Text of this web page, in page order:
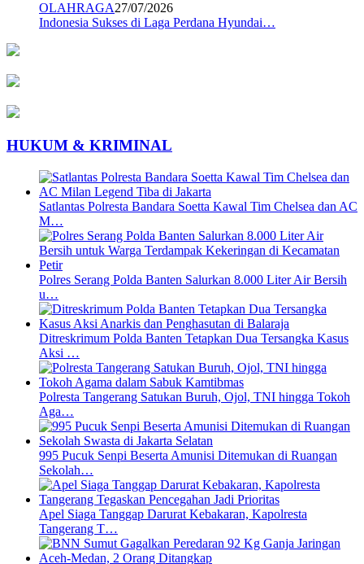
OLAHRAGA27/07/2026
Indonesia Sukses di Laga Perdana Hyundai…
HUKUM & KRIMINAL
Satlantas Polresta Bandara Soetta Kawal Tim Chelsea dan AC
M…
Polres Serang Polda Banten Salurkan 8.000 Liter Air Bersih
u…
Ditreskrimum Polda Banten Tetapkan Dua Tersangka Kasus
Aksi …
Polresta Tangerang Satukan Buruh, Ojol, TNI hingga Tokoh
Aga…
995 Pucuk Senpi Beserta Amunisi Ditemukan di Ruangan
Sekolah…
Apel Siaga Tanggap Darurat Kebakaran, Kapolresta
Tangerang T…